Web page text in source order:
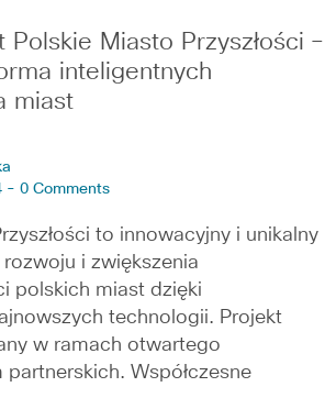
Polskie Miasto Przyszłości –
inteligentnych
miast
- 0 Comments
to innowacyjny i unikalny
i zwiększenia
polskich miast dzięki
technologii. Projekt
w ramach otwartego
Współczesne